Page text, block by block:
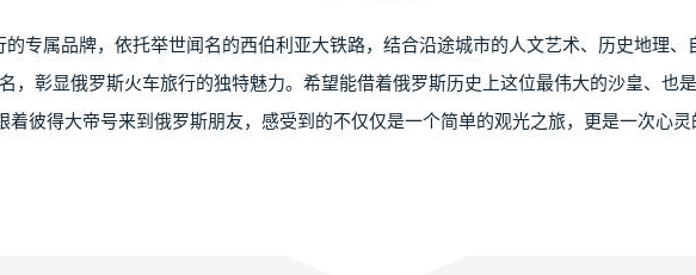
专属品牌，依托举世闻名的西伯利亚大铁路，结合沿途城市的人文艺术、历史地理、
，彰显俄罗斯火车旅行的独特魅力。希望能借着俄罗斯历史上这位最伟大的沙皇、也
着彼得大帝号来到俄罗斯朋友，感受到的不仅仅是一个简单的观光之旅，更是一次心灵